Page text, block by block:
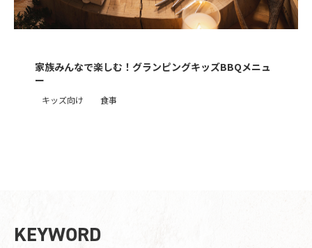
家族みんなで楽しむ！グランピングキッズBBQメニュ
ー
キッズ向け 食事
KEYWORD